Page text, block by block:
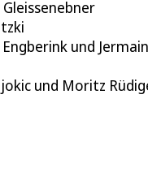
und
und Moritz